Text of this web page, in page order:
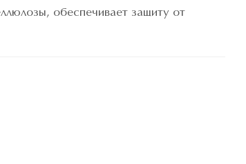
обеспечивает защиту от